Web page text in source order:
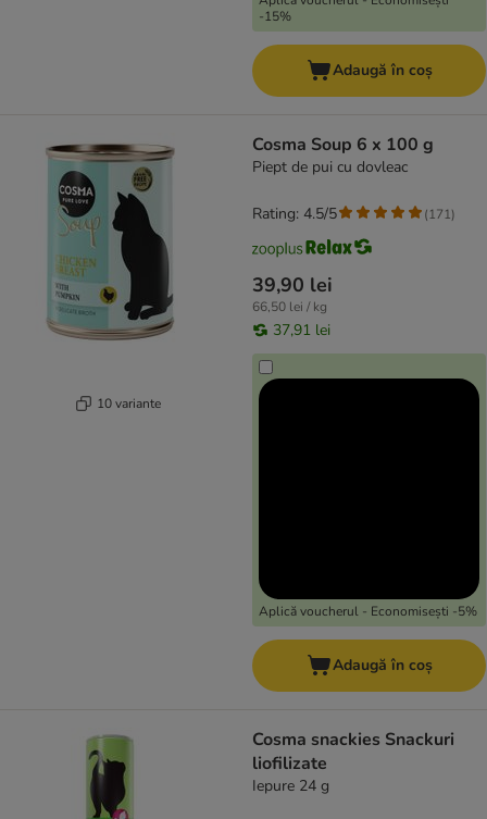
-15%
Adaugă în coș
10 variante
Cosma Soup 6 x 100 g
Piept de pui cu dovleac
39,90 lei
66,50 lei / kg
37,91 lei
Aplică voucherul - Economisești -5%
Rating: 4.5/5 (171)
Adaugă în coș
Cosma snackies Snackuri
liofilizate
Iepure 24 g